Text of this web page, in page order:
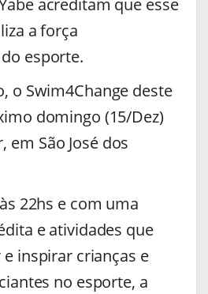
a força
esporte.
o Swim4Change deste
domingo (15/Dez)
em São José dos
22hs e com uma
e atividades que
inspirar crianças e
no esporte, a